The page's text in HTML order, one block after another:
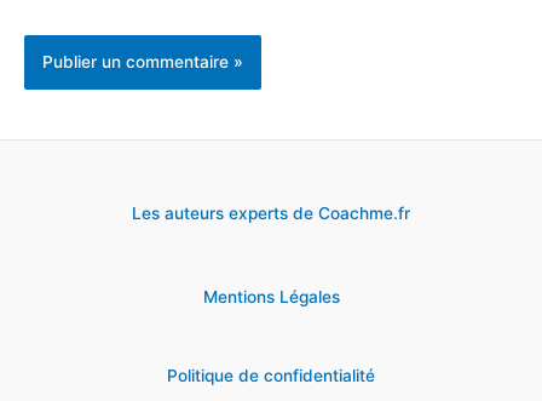
Les auteurs experts de Coachme.fr
Mentions Légales
Politique de confidentialité